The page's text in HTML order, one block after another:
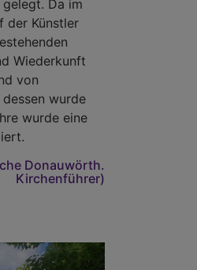
Da im
der Künstler
Wiederkunft
von
wurde
wurde eine
Donauwörth.
Kirchenführer)